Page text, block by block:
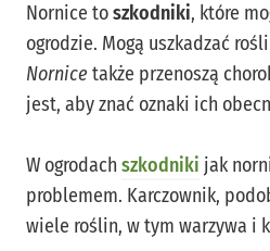
Nornice toszkodniki, które
ogrodzie. Mogą uszkadzać
Nornice także przenoszą
jest, aby znać oznaki ich
W ogrodach szkodniki jak
problemem. Karczownik,
wiele roślin, w tym warzywa i